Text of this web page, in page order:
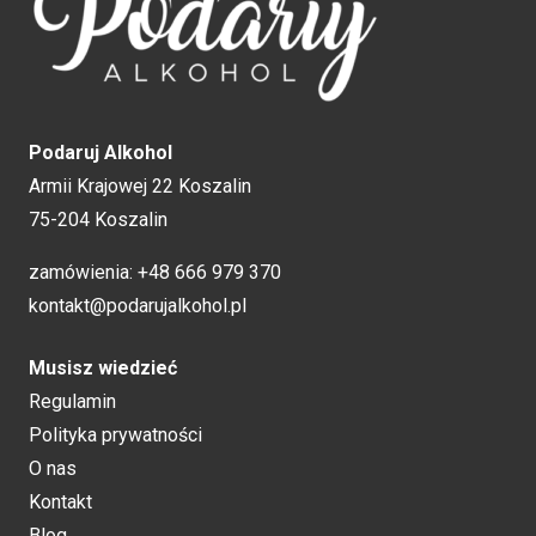
Podaruj Alkohol
Armii Krajowej 22 Koszalin
75-204 Koszalin
zamówienia: +48 666 979 370
kontakt@podarujalkohol.pl
Musisz wiedzieć
Regulamin
Polityka prywatności
O nas
Kontakt